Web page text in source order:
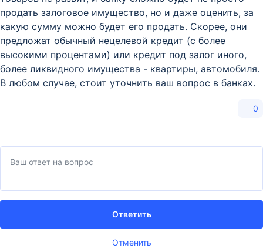
продать залоговое имущество, но и даже оценить, за
какую сумму можно будет его продать. Скорее, они
предложат обычный нецелевой кредит (с более
высокими процентами) или кредит под залог иного,
более ликвидного имущества - квартиры, автомобиля.
В любом случае, стоит уточнить ваш вопрос в банках.
0
Отменить
Ответить